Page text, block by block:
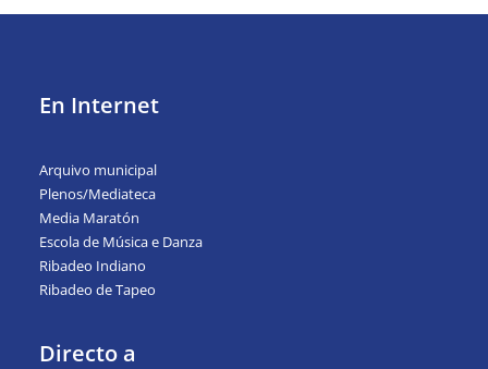
En Internet
Arquivo municipal
Plenos/Mediateca
Media Maratón
Escola de Música e Danza
Ribadeo Indiano
Ribadeo de Tapeo
Directo a